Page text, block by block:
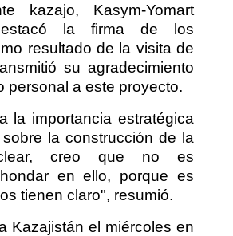
kazajo, Kasym-Yomart
la firma de los
resultado de la visita de
su agradecimiento
personal a este proyecto.
la importancia estratégica
la construcción de la
creo que no es
en ello, porque es
tienen claro", resumió.
Kazajistán el miércoles en